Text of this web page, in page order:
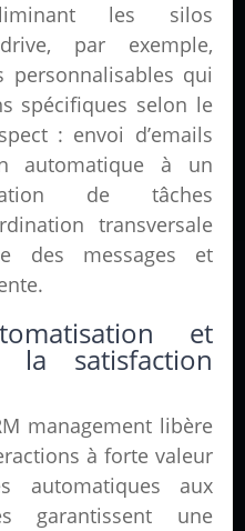
les silos
par exemple,
personnalisables qui
spécifiques selon le
: envoi d’emails
automatique à un
de tâches
transversale
des messages et
et
la satisfaction
management libère
à forte valeur
automatiques aux
garantissent une